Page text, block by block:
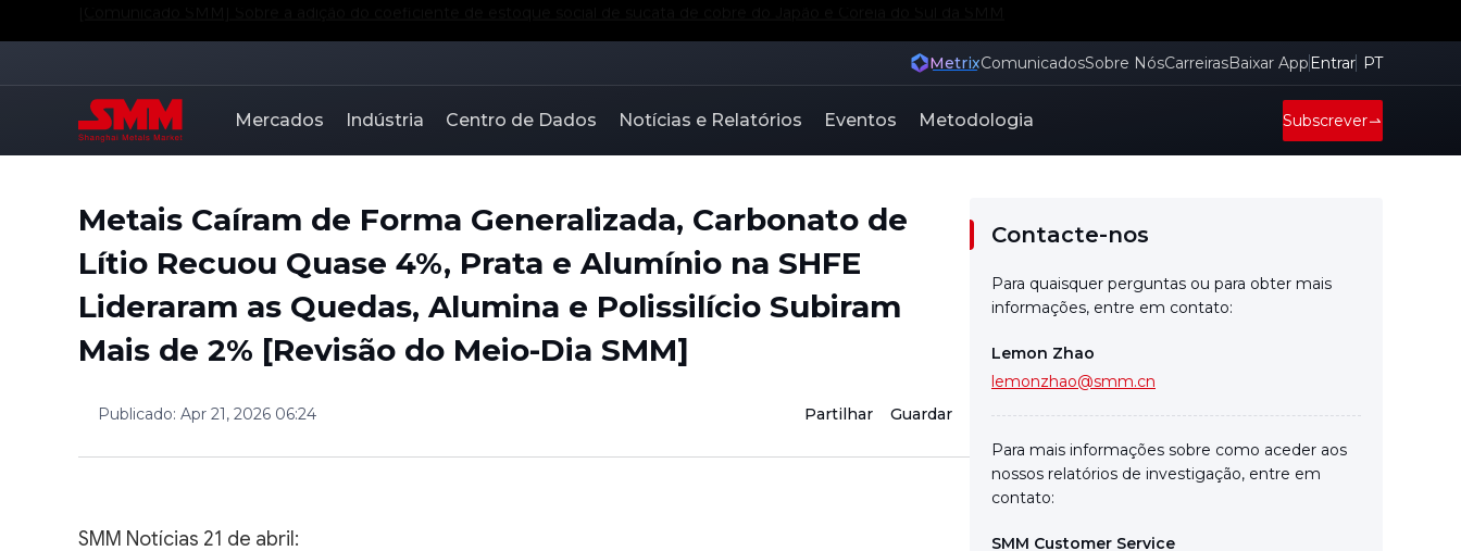
MetrixComunicadosSobre NósCarreirasBaixar App Entrar PT
Mercados Indústria Centro de Dados Notícias e Relatórios Eventos Metodologia Subscrever
Metais Caíram de Forma Generalizada, Carbonato de
Lítio Recuou Quase 4%, Prata e Alumínio na SHFE
Lideraram as Quedas, Alumina e Polissilício Subiram
Mais de 2% [Revisão do Meio-Dia SMM]
Publicado: Apr 21, 2026 06:24 Partilhar Guardar
SMM Notícias 21 de abril:
Contacte-nos
Para quaisquer perguntas ou para obter mais
informações, entre em contato:
Lemon Zhao
lemonzhao@smm.cn
Para mais informações sobre como aceder aos
nossos relatórios de investigação, entre em
contato:
SMM Customer Service